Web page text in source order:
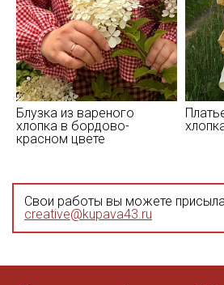
Блузка из вареного
хлопка в бордово-
красном цвете
Свои работы вы можете
creative@kupava43.ru